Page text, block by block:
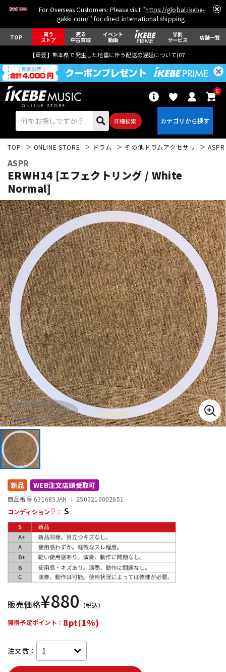
For Overseas Customers: Please visit "https://global.ikebe-
gakki.com/" for direct international shipping.
TOP 買う
ストア
売る
中古買取
イベント
動画
学割
サービス 店舗一覧
【重要】熊本県で発生した地震に伴う配送の遅延について(07月29日
詳細検索
0
エレキギター アコギ/エレアコ
ベース ウクレレ
ドラム パーカッション
キーボード 電子ピアノ
管楽器 その他楽器
アンプ エフェクター
DJ機器 DTM
配信/ライブ機器
中古 ヴィンテージ
TOP ONLINE STORE ドラム その他ドラムアクセサリ ASPR
ASPR
ERWH14 [エフェクトリング / White
Normal]
新品 WEB注文店頭受取可
商品番号 631685JAN ： 2500210002651
コンディション
： S
販売価格¥880 （税込）
獲得予定ポイント： 8pt(1%)
注文数：